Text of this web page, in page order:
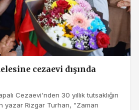
cezaevi dışında
Cezaevi'nden 30 yıllık tutsaklığın
yazar Rizgar Turhan, "Zaman